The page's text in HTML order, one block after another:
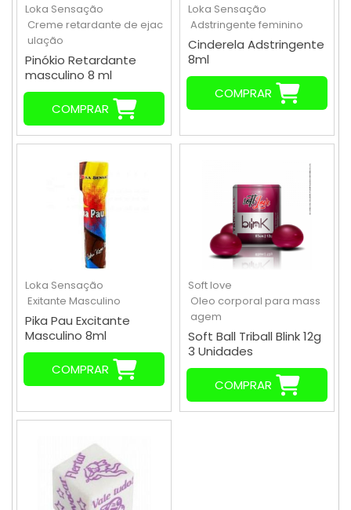
Loka Sensação
Creme retardante de ejac
ulação
Pinókio Retardante
masculino 8 ml
COMPRAR
Loka Sensação
Adstringente feminino
Cinderela Adstringente
8ml
COMPRAR
Loka Sensação
Exitante Masculino
Pika Pau Excitante
Masculino 8ml
COMPRAR
Soft love
Oleo corporal para mass
agem
Soft Ball Triball Blink 12g
3 Unidades
COMPRAR